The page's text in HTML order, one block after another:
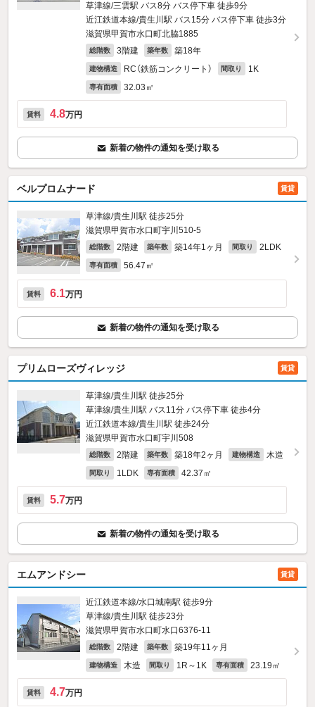
草津線/三雲駅 バス8分 バス停下車 徒歩9分
近江鉄道本線/貴生川駅 バス15分 バス停下車 徒歩3分
滋賀県甲賀市水口町北脇1885
総階数 3階建 築年数 築18年
建物構造 RC（鉄筋コンクリート） 間取り 1K
専有面積 32.03㎡
賃料 4.8万円
新着の物件の通知を受け取る
ベルプロムナード 賃貸
草津線/貴生川駅 徒歩25分
滋賀県甲賀市水口町宇川510‐5
総階数 2階建 築年数 築14年1ヶ月 間取り 2LDK
専有面積 56.47㎡
賃料 6.1万円
新着の物件の通知を受け取る
プリムローズヴィレッジ 賃貸
草津線/貴生川駅 徒歩25分
草津線/貴生川駅 バス11分 バス停下車 徒歩4分
近江鉄道本線/貴生川駅 徒歩24分
滋賀県甲賀市水口町宇川508
総階数 2階建 築年数 築18年2ヶ月 建物構造 木造
間取り 1LDK 専有面積 42.37㎡
賃料 5.7万円
新着の物件の通知を受け取る
エムアンドシー 賃貸
近江鉄道本線/水口城南駅 徒歩9分
草津線/貴生川駅 徒歩23分
滋賀県甲賀市水口町水口6376‐11
総階数 2階建 築年数 築19年11ヶ月
建物構造 木造 間取り 1R～1K 専有面積 23.19㎡
賃料 4.7万円